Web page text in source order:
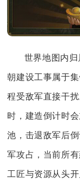
世界地图内
朝建设工事属于
程受敌军直接干
时，建造倒计时
池，击退敌军后
军攻占，当前所
工匠与资源从头